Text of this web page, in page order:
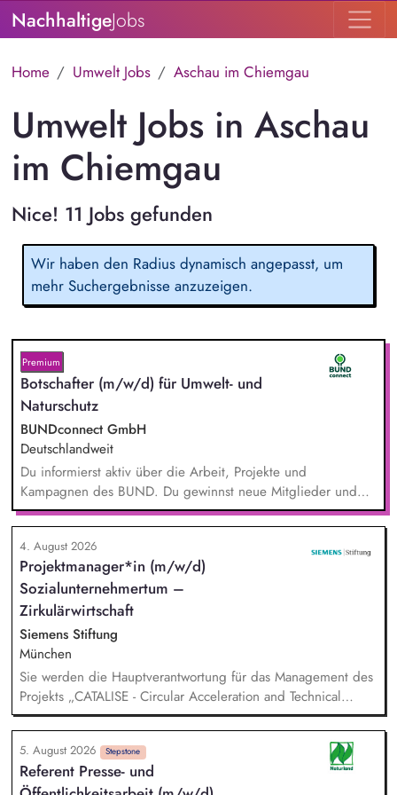
NachhaltigeJobs
Home Umwelt Jobs Aschau im Chiemgau
Umwelt Jobs in Aschau
im Chiemgau
Nice! 11 Jobs gefunden
Wir haben den Radius dynamisch angepasst, um
mehr Suchergebnisse anzuzeigen.
Premium
Botschafter (m/w/d) für Umwelt- und
Naturschutz
BUNDconnect GmbH
Deutschlandweit
Du informierst aktiv über die Arbeit, Projekte und
Kampagnen des BUND. Du gewinnst neue Mitglieder und
stärkst damit langfristig den Umwelt- und Naturschutz. Du
beantwortest Fragen zu Umwelt-, Arten- und Klimaschutz nach
bestem Wissen und Gewissen. Du unterstützt Kampagnen
und Aktionen, beispielsweise durch das Sammeln von
Unterschriften für Petitionen.
4. August 2026
Projektmanager*in (m/w/d)
Sozialunternehmertum –
Zirkulärwirtschaft
Siemens Stiftung
München
Sie werden die Hauptverantwortung für das Management des
Projekts „CATALISE - Circular Acceleration and Technical
Assistance for Local Innovation and Sustainable Enterprises
5. August 2026 Stepstone
Referent Presse- und